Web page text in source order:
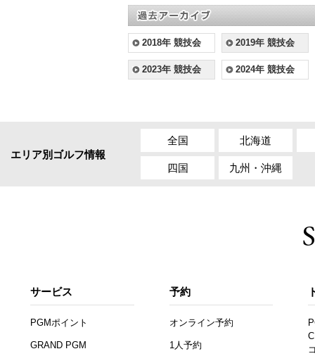
2018年 競技会 2019年 競技会
2023年 競技会 2024年 競技会
エリア別ゴルフ情報
全国 北海道
四国 九州・沖縄
サービス
PGMポイント
GRAND PGM
予約
オンライン予約
1人予約